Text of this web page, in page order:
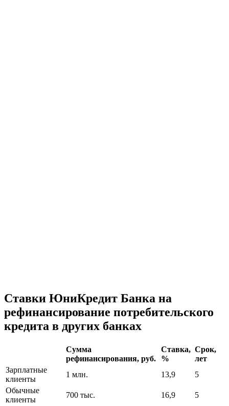
Ставки ЮниКредит Банка на
рефинансирование потребительского
кредита в других банках
Сумма
рефинансирования, руб.
Ставка,
%
Срок,
лет
Зарплатные
клиенты
1 млн. 13,9
5
Обычные
клиенты
700 тыс. 16,9 5